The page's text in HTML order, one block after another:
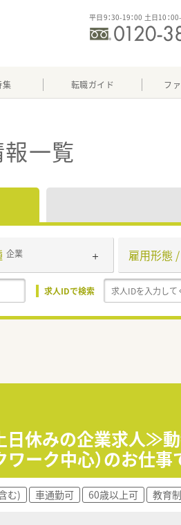
平日9：30-19：00 土日10：
集 転職ガイド フ
報一覧
企業 雇用形態
求人IDで検索
休みの企業求人≫
ーク中心）のお仕事
む) 車通勤可 60歳以上可 教育